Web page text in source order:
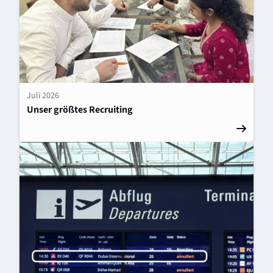
Juli 2026
Unser größtes Recruiting